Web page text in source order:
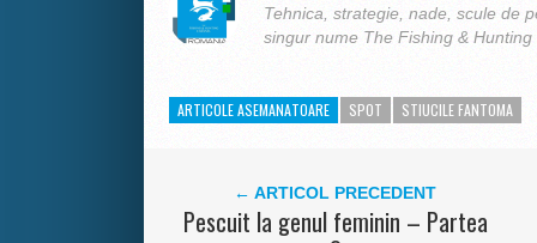
Tehnica, strategie, nade, scule de
singur nume The Fishing & Hunting
ARTICOLE ASEMANATOARE SPOT STIUCILE FANTOMA
← ARTICOL PRECEDENT
Pescuit la genul feminin – Partea